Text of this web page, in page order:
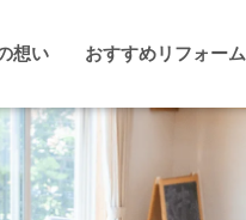
想い おすすめリフォーム